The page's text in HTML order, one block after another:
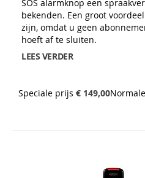
SOS alarmknop een
bekenden. Een groot
zijn, omdat u geen
hoeft af te sluiten.
LEES VERDER
Speciale prijs € 149,00